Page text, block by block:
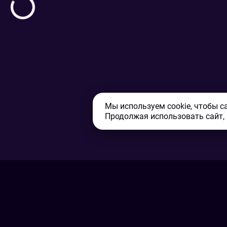
Мы используем cookie, чтобы
Продолжая использовать